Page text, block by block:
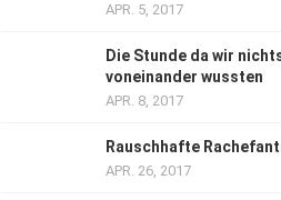
APR. 5, 2017
Die Stunde da wir
voneinander wussten
APR. 8, 2017
Rauschhafte
APR. 26, 2017